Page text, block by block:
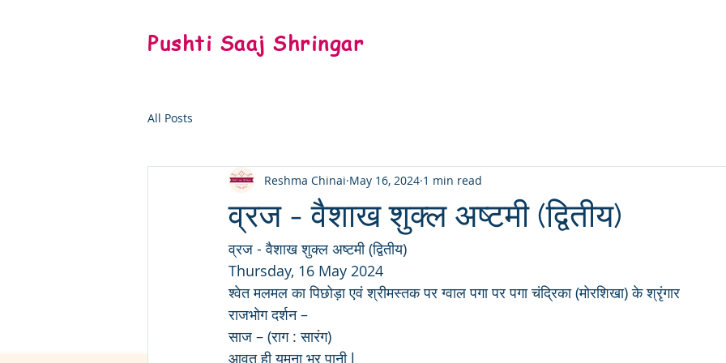
Pushti Saaj Shringar
All Posts
व्रज - वैशाख शुक्ल अष्टमी (द्वितीय)
Reshma Chinai May 16, 2024 1 min read
व्रज - वैशाख शुक्ल अष्टमी (द्वितीय)
Thursday, 16 May 2024
श्वेत मलमल का पिछोड़ा एवं श्रीमस्तक पर ग्वाल पगा पर पगा चंद्रिका (मोरशिखा) के श्रृंगार
राजभोग दर्शन –
साज – (राग : सारंग)
आवत ही यमुना भर पानी l